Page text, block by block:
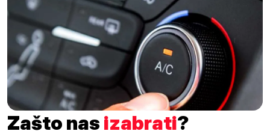
Zašto nas izabrati?